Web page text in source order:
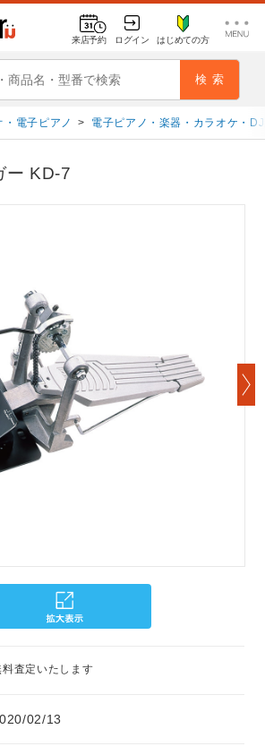
来店予約 ログイン はじめての方
・電子ピアノ > 電子ピアノ・楽器・カラオケ・
ー KD-7
料査定いたします
02/13